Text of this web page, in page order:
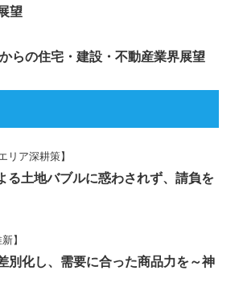
望
らの住宅・建設・不動産業界展望
リア深耕策】
土地バブルに惑わされず、請負を
】
別化し、需要に合った商品力を～神